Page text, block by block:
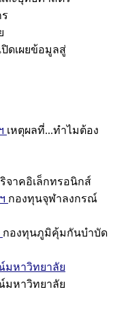
ปิดเผยข้อมูลสู่
เหตุผลที่...ทำไมต้อง
จาคอิเล็กทรอนิกส์
กองทุนจุฬาลงกรณ์
กองทุนภูมิคุ้มกันบำบัด
มหาวิทยาลัย
มหาวิทยาลัย